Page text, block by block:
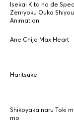
Isekai Kita no de
Zenryoku Ouka
Animation
Ane Chijo Max Heart
Haritsuke
Shikoyaka naru Toki
mo